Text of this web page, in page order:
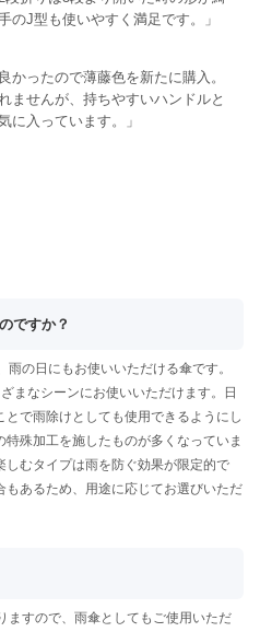
のJ型も使いやすく満足です。」
かったので薄藤色を新たに購入。
ませんが、持ちやすいハンドルと
に入っています。」
ですか？
の日にもお使いいただける傘です。
まなシーンにお使いいただけます。日
で雨除けとしても使用できるようにし
殊加工を施したものが多くなっていま
むタイプは雨を防ぐ効果が限定的で
あるため、用途に応じてお選びいただ
ますので、雨傘としてもご使用いただ